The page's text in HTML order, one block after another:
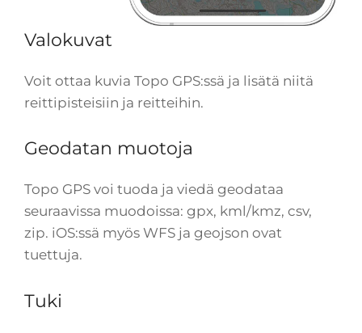
Valokuvat
Voit ottaa kuvia Topo GPS:ssä ja lisätä niitä
reittipisteisiin ja reitteihin.
Geodatan muotoja
Topo GPS voi tuoda ja viedä geodataa
seuraavissa muodoissa: gpx, kml/kmz, csv,
zip. iOS:ssä myös WFS ja geojson ovat
tuettuja.
Tuki